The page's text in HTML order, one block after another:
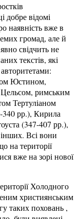
добре відомі
наявність вже в
громад, але й
свідчить не
текстів, які
Юстином,
Цельсом, римським
Тертуліаном
340 рр.), Кирила
(347-407 рр.),
Всі вони
на території
вже на зорі нової
Холодного
християнським
таких поховань ,